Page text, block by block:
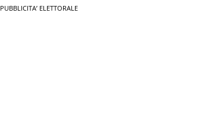
PUBBLICITA’ ELETTORALE